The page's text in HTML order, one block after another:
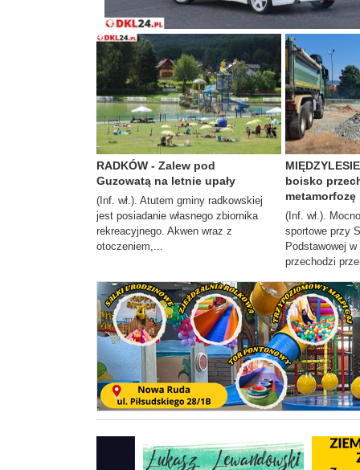
RADKÓW - Zalew pod
Guzowatą na letnie upały
(Inf. wł.). Atutem gminy radkowskiej
jest posiadanie własnego zbiornika
rekreacyjnego. Akwen wraz z
otoczeniem,...
boisko
metamorfozę
(Inf. wł.).
sportowe przy
Podstawowej
przechodzi